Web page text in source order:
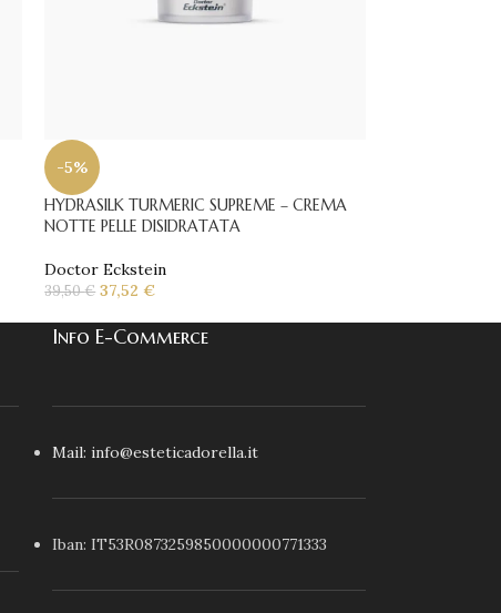
-5%
HYDRASILK TURMERIC SUPREME – CREMA
NOTTE PELLE DISIDRATATA
Doctor Eckstein
39,50€ 37,52€
Info E-Commerce
Mail: info@esteticadorella.it
Iban: IT53R0873259850000000771333